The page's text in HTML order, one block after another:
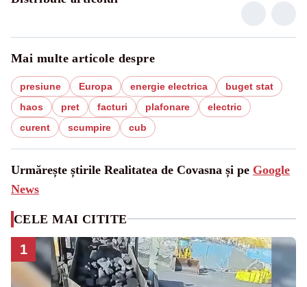
Mai multe articole despre
presiune Europa energie electrica
buget stat
haos
pret facturi plafonare
electric
curent
scumpire cub
Urmărește știrile Realitatea de Covasna și pe Google
News
CELE MAI CITITE
1